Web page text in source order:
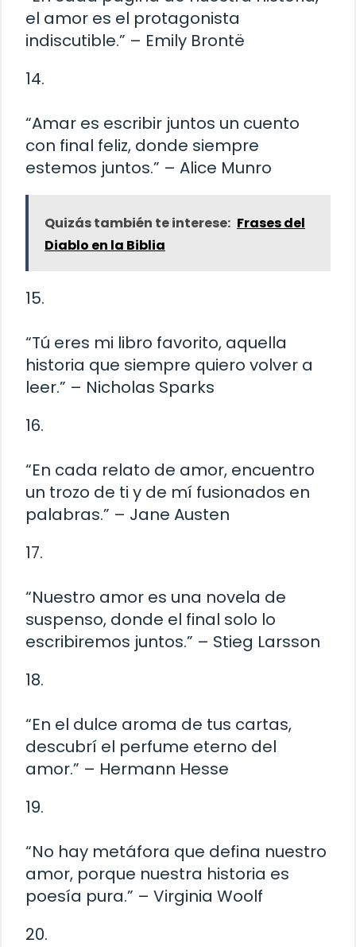
el amor es el protagonista
indiscutible.” – Emily Brontë
14.
“Amar es escribir juntos un cuento
con final feliz, donde siempre
estemos juntos.” – Alice Munro
Quizás también te interese: Frases del
Diablo en la Biblia
15.
“Tú eres mi libro favorito, aquella
historia que siempre quiero volver a
leer.” – Nicholas Sparks
16.
“En cada relato de amor, encuentro
un trozo de ti y de mí fusionados en
palabras.” – Jane Austen
17.
“Nuestro amor es una novela de
suspenso, donde el final solo lo
escribiremos juntos.” – Stieg Larsson
18.
“En el dulce aroma de tus cartas,
descubrí el perfume eterno del
amor.” – Hermann Hesse
19.
“No hay metáfora que defina nuestro
amor, porque nuestra historia es
poesía pura.” – Virginia Woolf
20.